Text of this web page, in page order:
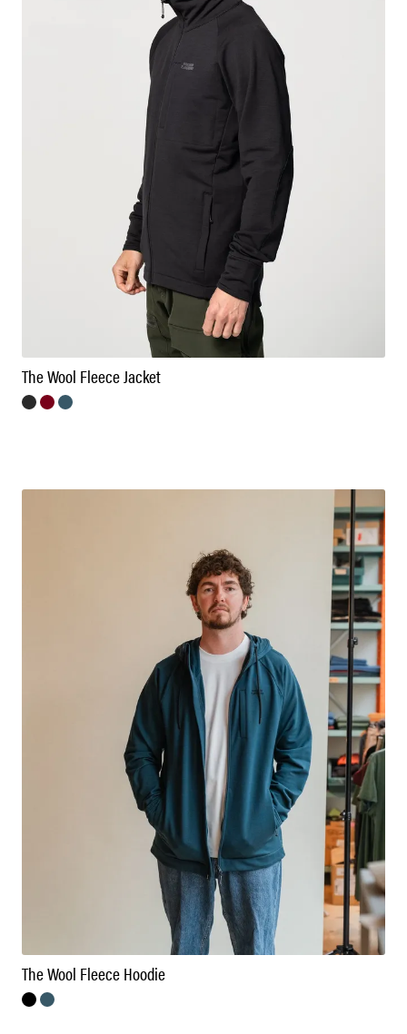
The Wool Fleece Jacket
The Wool Fleece Hoodie